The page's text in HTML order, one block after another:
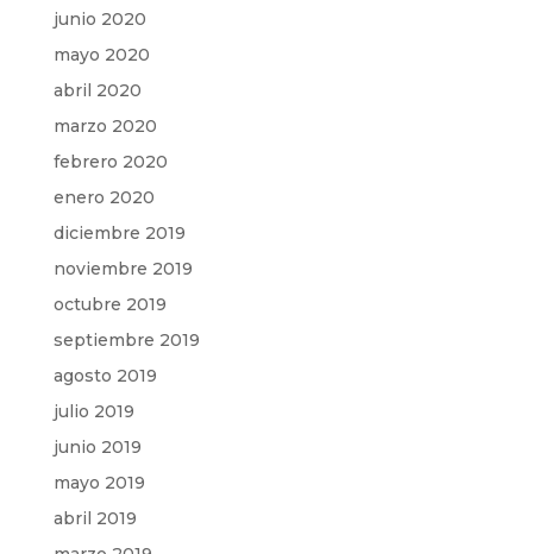
junio 2020
mayo 2020
abril 2020
marzo 2020
febrero 2020
enero 2020
diciembre 2019
noviembre 2019
octubre 2019
septiembre 2019
agosto 2019
julio 2019
junio 2019
mayo 2019
abril 2019